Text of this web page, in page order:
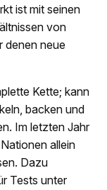
ist mit seinen
von
denen neue
Kette; kann
backen und
Im letzten Jahr
allein
Dazu
Tests unter